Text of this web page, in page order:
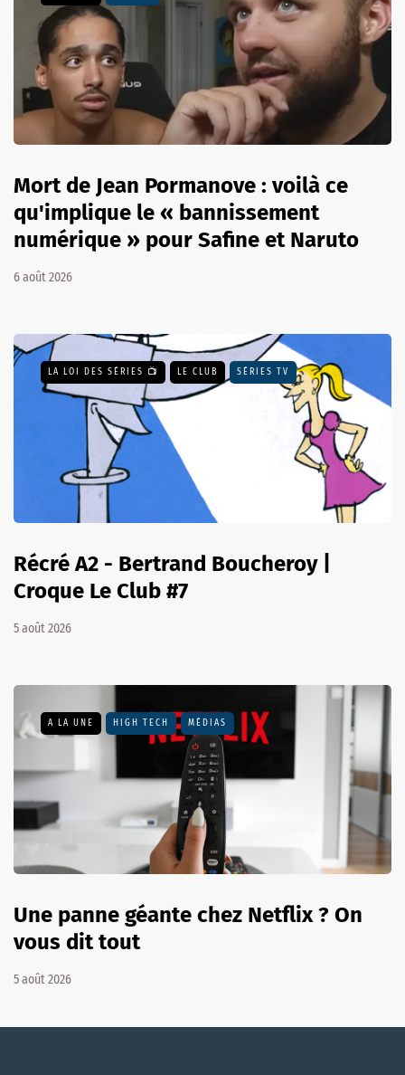
Mort de Jean Pormanove : voilà ce
qu'implique le « bannissement
numérique » pour Safine et Naruto
6 août 2026
LA LOI DES SÉRIES 📺 LE CLUB SÉRIES TV
Récré A2 - Bertrand Boucheroy |
Croque Le Club #7
5 août 2026
A LA UNE HIGH TECH MÉDIAS
Une panne géante chez Netflix ? On
vous dit tout
5 août 2026